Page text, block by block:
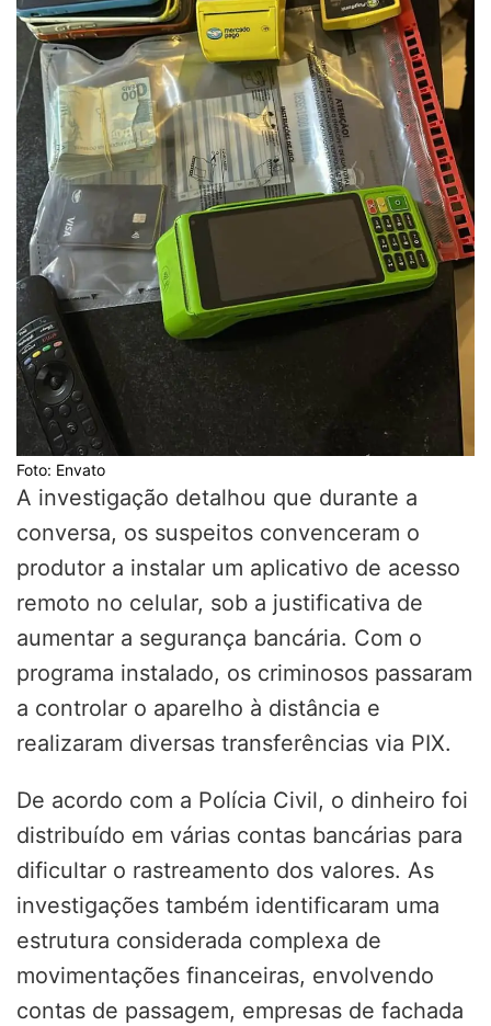
Foto: Envato
A investigação detalhou que durante a
conversa, os suspeitos convenceram o
produtor a instalar um aplicativo de acesso
remoto no celular, sob a justificativa de
aumentar a segurança bancária. Com o
programa instalado, os criminosos passaram
a controlar o aparelho à distância e
realizaram diversas transferências via PIX.
De acordo com a Polícia Civil, o dinheiro foi
distribuído em várias contas bancárias para
dificultar o rastreamento dos valores. As
investigações também identificaram uma
estrutura considerada complexa de
movimentações financeiras, envolvendo
contas de passagem, empresas de fachada